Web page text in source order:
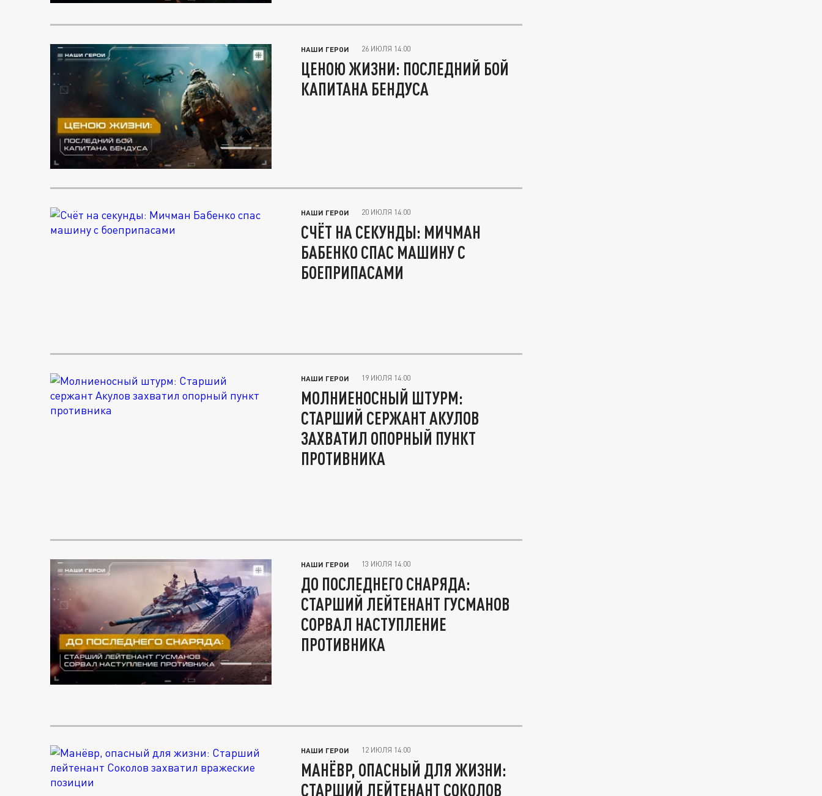
НАШИ ГЕРОИ 26 ИЮЛЯ 14:00
ЦЕНОЮ ЖИЗНИ: ПОСЛЕДНИЙ БОЙ
КАПИТАНА БЕНДУСА
НАШИ ГЕРОИ 20 ИЮЛЯ 14:00
СЧЁТ НА СЕКУНДЫ: МИЧМАН
БАБЕНКО СПАС МАШИНУ С
БОЕПРИПАСАМИ
НАШИ ГЕРОИ 19 ИЮЛЯ 14:00
МОЛНИЕНОСНЫЙ ШТУРМ:
СТАРШИЙ СЕРЖАНТ АКУЛОВ
ЗАХВАТИЛ ОПОРНЫЙ ПУНКТ
ПРОТИВНИКА
НАШИ ГЕРОИ 13 ИЮЛЯ 14:00
ДО ПОСЛЕДНЕГО СНАРЯДА:
СТАРШИЙ ЛЕЙТЕНАНТ ГУСМАНОВ
СОРВАЛ НАСТУПЛЕНИЕ
ПРОТИВНИКА
НАШИ ГЕРОИ 12 ИЮЛЯ 14:00
МАНЁВР, ОПАСНЫЙ ДЛЯ ЖИЗНИ:
СТАРШИЙ ЛЕЙТЕНАНТ СОКОЛОВ